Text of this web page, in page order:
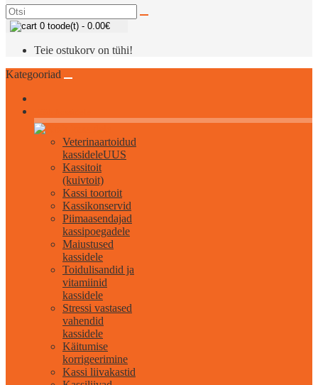
0 toode(t) - 0.00€
Teie ostukorv on tühi!
Kategooriad
Veterinaartoidud
kassideleUUS
Kassitoit
(kuivtoit)
Kassi toortoit
Kassikonservid
Piimaasendajad
kassipoegadele
Maiustused
kassidele
Toidulisandid ja
vitamiinid
kassidele
Stressi vastased
vahendid
kassidele
Käitumise
korrigeerimine
Kassi liivakastid